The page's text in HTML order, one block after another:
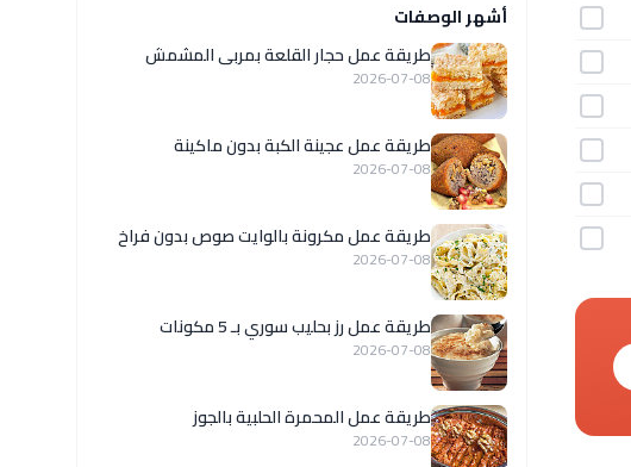
أشهر الوصفات
طريقة عمل حجار القلعة بمربى المشمش
2026-07-08
طريقة عمل عجينة الكبة بدون ماكينة
2026-07-08
طريقة عمل مكرونة بالوايت صوص بدون فراخ
2026-07-08
طريقة عمل رز بحليب سوري بـ 5 مكونات
2026-07-08
طريقة عمل المحمرة الحلبية بالجوز
2026-07-08